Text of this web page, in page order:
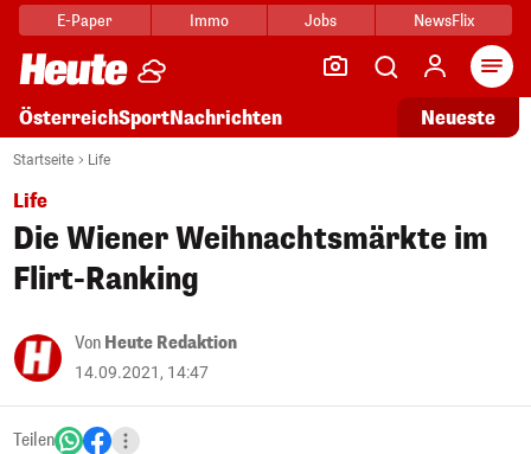
E-Paper Immo Jobs NewsFlix
ÖsterreichSportNachrichten Neueste
Startseite Life
Life
Die Wiener Weihnachtsmärkte im
Flirt-Ranking
Von Heute Redaktion
14.09.2021, 14:47
Teilen